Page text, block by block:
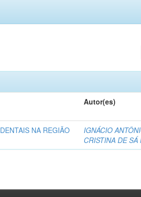
Autor(es)
NA REGIÃO
IGNÁCIO
CRISTINA DE SÁ